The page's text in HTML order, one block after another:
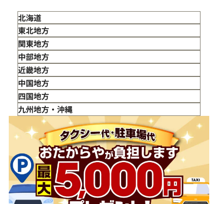
北海道
東北地方
青森県
岩手県
宮城県
秋田県
山形県
福島県
関東地方
東京都
神奈川県
埼玉県
千葉県
茨城県
栃木県
群馬県
中部地方
新潟県
富山県
石川県
山梨県
長野県
岐阜県
静岡県
愛知県
近畿地方
三重県
滋賀県
京都府
大阪府
兵庫県
奈良県
和歌山県
中国地方
鳥取県
島根県
岡山県
広島県
山口県
四国地方
徳島県
香川県
愛媛県
九州地方・沖縄
福岡県
佐賀県
長崎県
熊本県
大分県
宮崎県
鹿児島県